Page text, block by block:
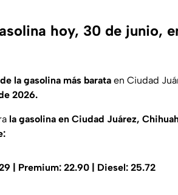
hoy, 30 de junio,
la gasolina más barata en Ciudad
2026.
la gasolina en Ciudad Juárez,
| Premium: 22.90 | Diesel: 25.72